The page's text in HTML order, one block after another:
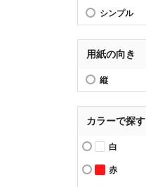
シンプル
用紙の向き
縦
カラーで探す
白
赤